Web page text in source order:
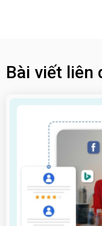
Bài viết liên